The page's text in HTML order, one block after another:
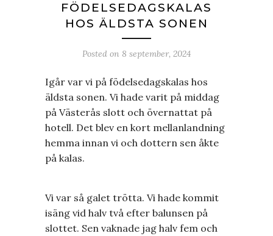
FÖDELSEDAGSKALAS
HOS ÄLDSTA SONEN
Posted on 8 september, 2024
Igår var vi på födelsedagskalas hos
äldsta sonen. Vi hade varit på middag
på Västerås slott och övernattat på
hotell. Det blev en kort mellanlandning
hemma innan vi och dottern sen åkte
på kalas.
Vi var så galet trötta. Vi hade kommit
isäng vid halv två efter balunsen på
slottet. Sen vaknade jag halv fem och